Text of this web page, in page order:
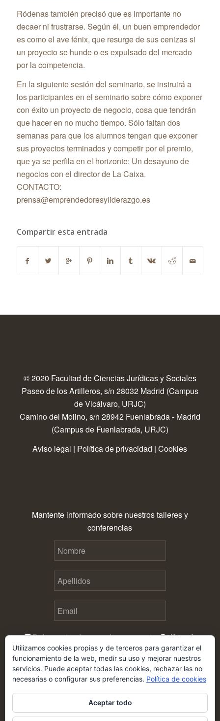
Ródenas también precisó que es importante no
decaer ni frustrarse. Según él, un buen emprendedor
es como el ave fénix, que resurge de sus cenizas si
un proyecto se hunde o es expulsado del mercado
por la competencia.
En la siguiente sesión del seminario, se instruirá a
los participantes en el seminario sobre cómo exponer
con éxito un proyecto de negocio, cosa que tendrán
que hacer en no mucho tiempo. Sólo faltan dos
semanas para que los alumnos tengan que exponer
sus proyectos terminados y competir por el premio,
que ya se perfila en el horizonte: Un desayuno de
negocios con el director de La Caixa.
CONTACTO:
prensa@emprendedoresyliderazgo.es
Compartir esta entrada
© 2020 Facultad de Ciencias Jurídicas y Sociales
Paseo de los Artilleros, s/n 28032 Madrid (Campus
de Vicálvaro, URJC)
Camino del Molino, s/n 28942 Fuenlabrada - Madrid
(Campus de Fuenlabrada, URJC)
Aviso legal | Política de privacidad |Cookies
Mantente informado sobre nuestros talleres y
conferencias
Debes estar de acuerdo con nuestraPolítica de
privacidad antes de enviar este formulario
Utilizamos cookies propias y de terceros para garantizar el
funcionamiento de la web, medir su uso y mejorar nuestros
servicios. Puede aceptar todas las cookies, rechazar las no
necesarias o configurar sus preferencias. Política de cookies
Aceptar todo